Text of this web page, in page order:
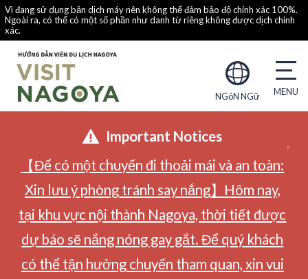
Vì đang sử dụng bản dịch máy nên không thể đảm bảo độ chính xác 100%.
Ngoài ra, có thể có một số phần như danh từ riêng không được dịch chính
xác.
NGôN NGữ
Important Notices
【Để có một chuyến đi thoải mái và an toàn:
Xin lưu ý phòng tránh say nắng】Hôm nay,
tại khu vực nội thành Nagoya, thời tiết được
dự báo sẽ nắng nóng gay gắt. Để quý khách
có thể tận hưởng chuyến tham quan, xin vui